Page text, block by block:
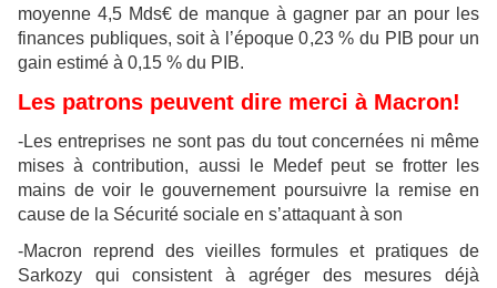
moyenne 4,5 Mds€ de manque à gagner par an pour les
finances publiques, soit à l’époque 0,23 % du PIB pour un
gain estimé à 0,15 % du PIB.
Les patrons peuvent dire merci à Macron!
-Les entreprises ne sont pas du tout concernées ni même
mises à contribution, aussi le Medef peut se frotter les
mains de voir le gouvernement poursuivre la remise en
cause de la Sécurité sociale en s’attaquant à son
-Macron reprend des vieilles formules et pratiques de
Sarkozy qui consistent à agréger des mesures déjà